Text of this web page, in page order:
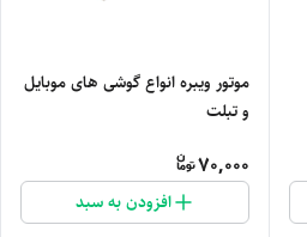
موتور ویبره انواع گوشی های موبایل
و تبلت
70,000
افزودن به سبد